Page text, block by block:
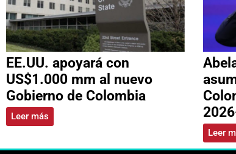
EE.UU. apoyará con
US$1.000 mm al nuevo
Gobierno de Colombia
Leer más
Leer